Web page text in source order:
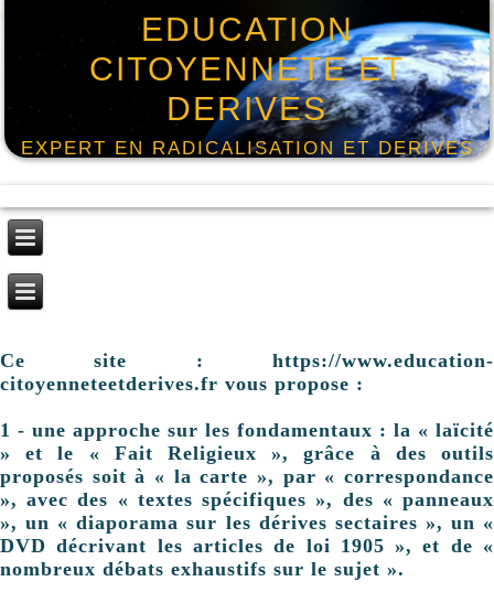
EDUCATION
CITOYENNETE ET
DERIVES
EXPERT EN RADICALISATION ET DERIVES
Ce site : https://www.education-
citoyenneteetderives.fr vous propose :
1 - une approche sur les fondamentaux : la « laïcité
» et le « Fait Religieux », grâce à des outils
proposés soit à « la carte », par « correspondance
», avec des « textes spécifiques », des « panneaux
», un « diaporama sur les dérives sectaires », un «
DVD décrivant les articles de loi 1905 », et de «
nombreux débats exhaustifs sur le sujet ».